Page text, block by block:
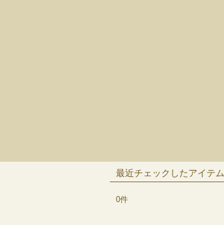
最近チェックしたアイテム
0件